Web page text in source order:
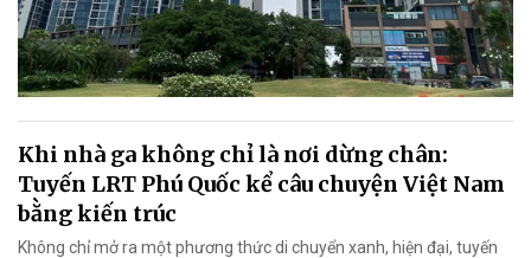
Khi nhà ga không chỉ là nơi dừng chân:
Tuyến LRT Phú Quốc kể câu chuyện Việt Nam
bằng kiến trúc
Không chỉ mở ra một phương thức di chuyển xanh, hiện đại, tuyến